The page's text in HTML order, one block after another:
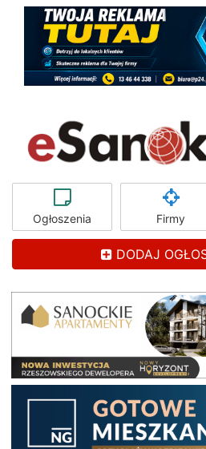
Ogłoszenia Firmy
DODAJ